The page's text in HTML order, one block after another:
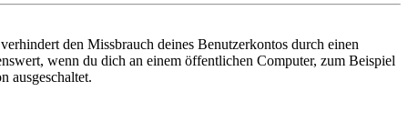
den Missbrauch deines Benutzerkontos durch einen
wenn du dich an einem öffentlichen Computer, zum Beispiel
ausgeschaltet.